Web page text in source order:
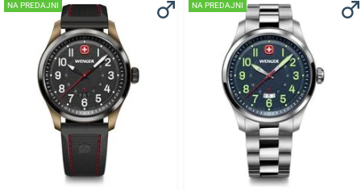
NA PREDAJNI NA PREDAJNI